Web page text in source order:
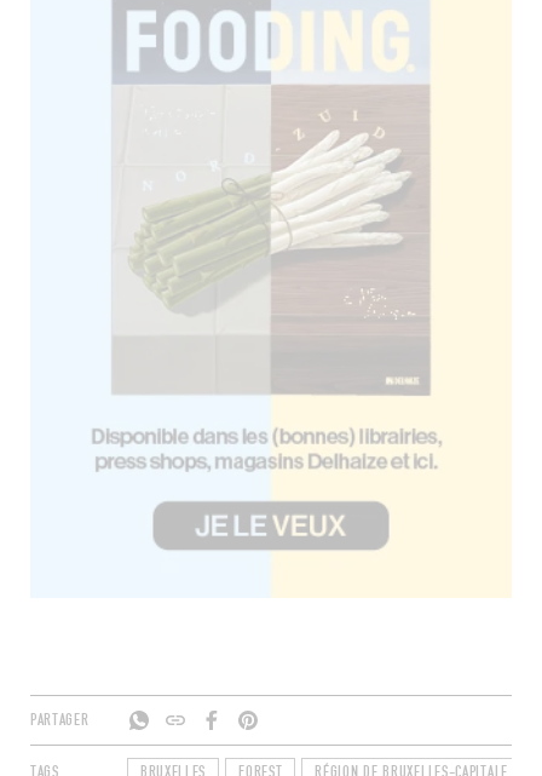
PARTAGER
TAGS BRUXELLES FOREST RÉGION DE BRUXELLES-CAPITALE